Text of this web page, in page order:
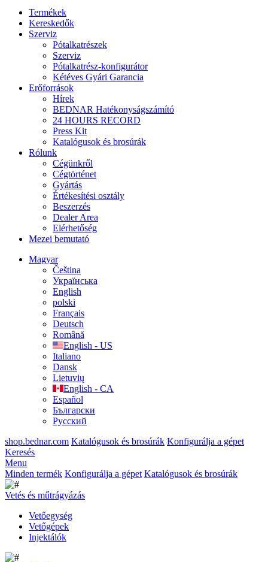
Termékek
Kereskedők
Szerviz
Pótalkatrészek
Szerviz
Pótalkatrész-konfigurátor
Kétéves Gyári Garancia
Erőforrások
Hírek
BEDNAR Hatékonyságszámító
24 HOURS RECORD
Press Kit
Katalógusok és brosúrák
Rólunk
Cégünkről
Cégtörténet
Gyártás
Értékesítési osztály
Beszerzés
Dealer Area
Elérhetőség
Mezei bemutató
Magyar
Čeština
Українська
English
polski
Français
Deutsch
Română
English - US
Italiano
Dansk
Lietuvių
English - CA
Español
Български
Русский
shop.bednar.com Katalógusok és brosúrák Konfigurálja a gépet
Keresés
Menu
Minden termék Konfigurálja a gépet Katalógusok és brosúrák
Vetés és műtrágyázás
Vetőegység
Vetőgépek
Injektálók